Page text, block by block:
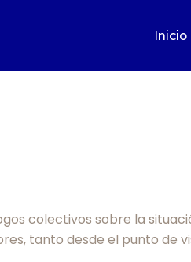
Inicio
colectivos sobre la
tanto desde el punto de